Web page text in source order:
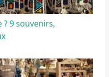
9 souvenirs,